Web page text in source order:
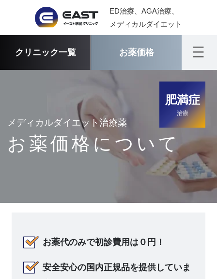
ED治療、AGA治療、
メディカルダイエット
クリニック一覧 お薬価格
肥満症
治療
メディカルダイエット治療薬
お薬価格について
お薬代のみで初診費用は０円！
安全安心の国内正規品を提供していま